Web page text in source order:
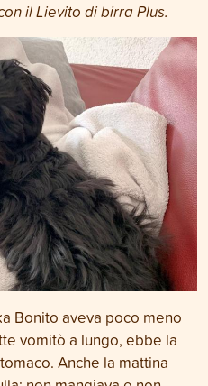
il Lievito di birra Plus.
Bonito aveva poco meno
vomitò a lungo, ebbe la
Anche la mattina